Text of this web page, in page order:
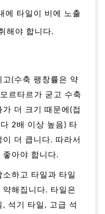
에 타일이 비에 노출
해야 합니다.
(수축 팽창률은 약
르타르가 굳고 수축
더 크기 때문에(접
2배 이상 높음) 타
더 큽니다. 따라서
좋아야 합니다.
하고 타일과 타일
해집니다. 타일은
석기 타일, 고급 석